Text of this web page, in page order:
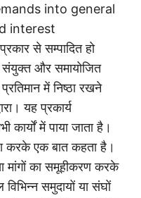
into general
interest
से सम्पादित हो
संयुक्त और समायोजित
में निष्ठा रखने
यह प्रकार्य
कार्यों में पाया जाता है।
करके एक बात कहता है।
मांगों का समूहीकरण करके
समुदायों या संघों